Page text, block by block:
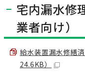
宅内漏水修
業者向け）
給水装置漏水修繕
24.6KB）